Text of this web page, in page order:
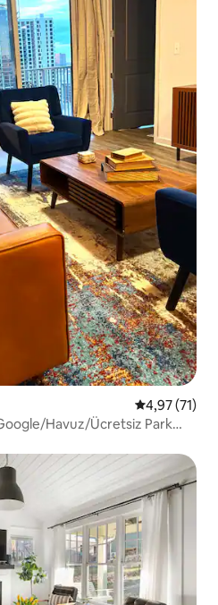
5 üzerinden
4,97 (71)
Havuz/Ücretsiz Park